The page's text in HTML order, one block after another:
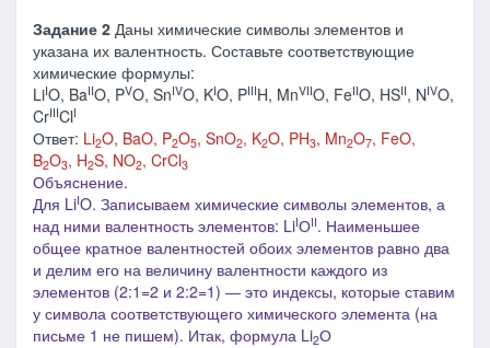
Задание 2 Даны химические символы элементов и
указана их валентность. Составьте соответствующие
химические формулы:
LiIO, BaIIO, PVO, SnIVO, KIO, PIIIH, MnVIIO, FeIIO, HSII, NIVO,
CrIIIClI
Ответ: Li2O, BaO, P2O5, SnO2, K2O, PH3, Mn2O7, FeO,
B2O3, H2S, NO2, CrCl3
Объяснение.
Для LiIO. Записываем химические символы элементов, а
над ними валентность элементов: LiIОII. Наименьшее
общее кратное валентностей обоих элементов равно два
и делим его на величину валентности каждого из
элементов (2:1=2 и 2:2=1) ― это индексы, которые ставим
у символа соответствующего химического элемента (на
письме 1 не пишем). Итак, формула Li2О